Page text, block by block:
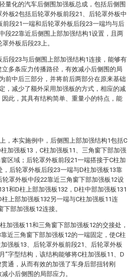
量化的汽车后侧围加强板总成，包括后侧围
板2包括后轮罩外板前段21、后轮罩外板中
段21一端和后轮罩外板后段23一端均与后
段22靠近后侧围上部加强结构1设置，且两
外板后段23上。
段23与后侧围上部加强结构1连接，能够有
多条应力传播路径，有效减小后侧围的局
前中后三部分，并将前后两部分在原来基础
，减少了额外采用加强板的方式，相应的减
此，其具有结构简单、重量小的特点，能
，本实施例中，后侧围上部加强结构1包括C
加强板13，C柱加强板11、三角窗下部加强
区域；后轮罩外板前段21一端搭接于C柱加
后轮罩外板后段23一端与D柱加强板13靠
罩外板中段22靠近三角窗下部加强板12设
和D柱上部加强板132，D柱中部加强板131
上部加强板132另一端与C柱加强板11连
部加强板12连接。
加强板11和三角窗下部加强板12的交接处，
近三角窗下部加强板12的一端固定，使C柱
强板13、后轮罩外板前段21、后轮罩外板
”字型结构，该结构能够将C柱加强板11、D
通，从而有效的加强了车身后部扭转刚
小后侧围的局部应力。